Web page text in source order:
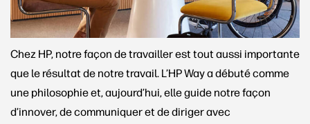
Chez HP, notre façon de travailler est tout aussi importante
que le résultat de notre travail. L’HP Way a débuté comme
une philosophie et, aujourd’hui, elle guide notre façon
d’innover, de communiquer et de diriger avec